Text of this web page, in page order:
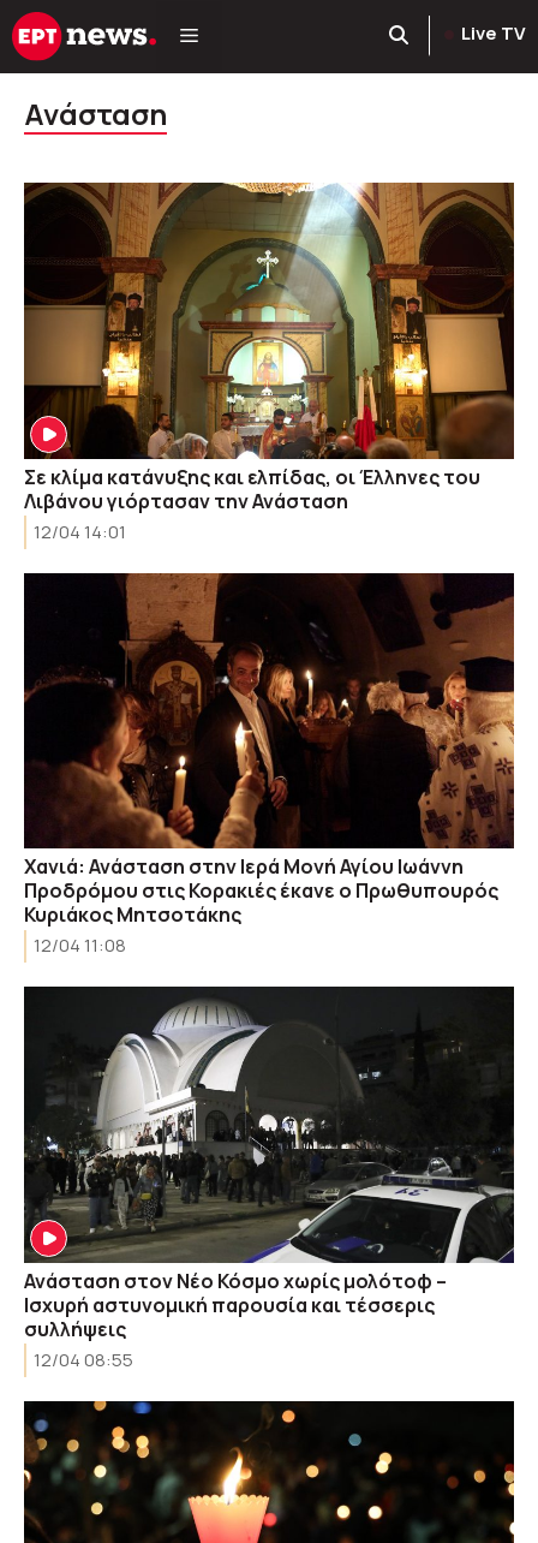
Μετάβαση
σε
Live TV
Ανάσταση
Σε κλίμα κατάνυξης και ελπίδας, οι Έλληνες του
Λιβάνου γιόρτασαν την Ανάσταση
12/04 14:01
Χανιά: Ανάσταση στην Ιερά Μονή Αγίου Ιωάννη
Προδρόμου στις Κορακιές έκανε ο Πρωθυπουρός
Κυριάκος Μητσοτάκης
12/04 11:08
Ανάσταση στον Νέο Κόσμο χωρίς μολότοφ –
Ισχυρή αστυνομική παρουσία και τέσσερις
συλλήψεις
12/04 08:55